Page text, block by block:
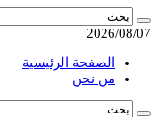
2026/08/07
الصفحة الرئيسية
من نحن